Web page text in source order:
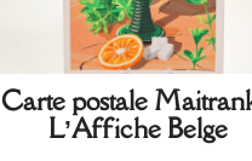
Carte postale
L’Affiche Belge